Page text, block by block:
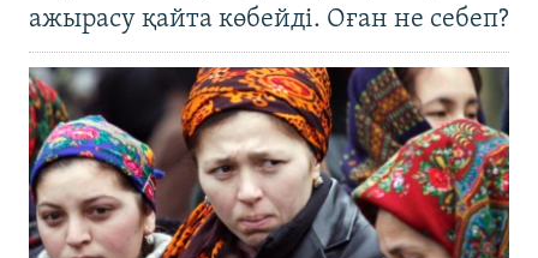
ажырасу қайта көбейді. Оған не себеп?